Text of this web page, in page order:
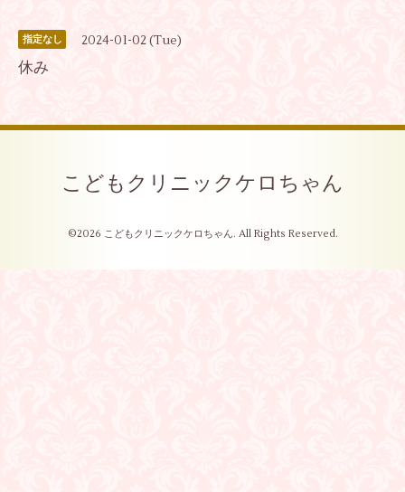
指定なし 2024-01-02 (Tue)
休み
こどもクリニックケロちゃん
©2026 こどもクリニックケロちゃん. All Rights Reserved.